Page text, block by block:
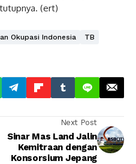
(ert)
Okupasi Indonesia
TB
Next Post
Sinar Mas Land Jalin
Kemitraan dengan
Konsorsium Jepang